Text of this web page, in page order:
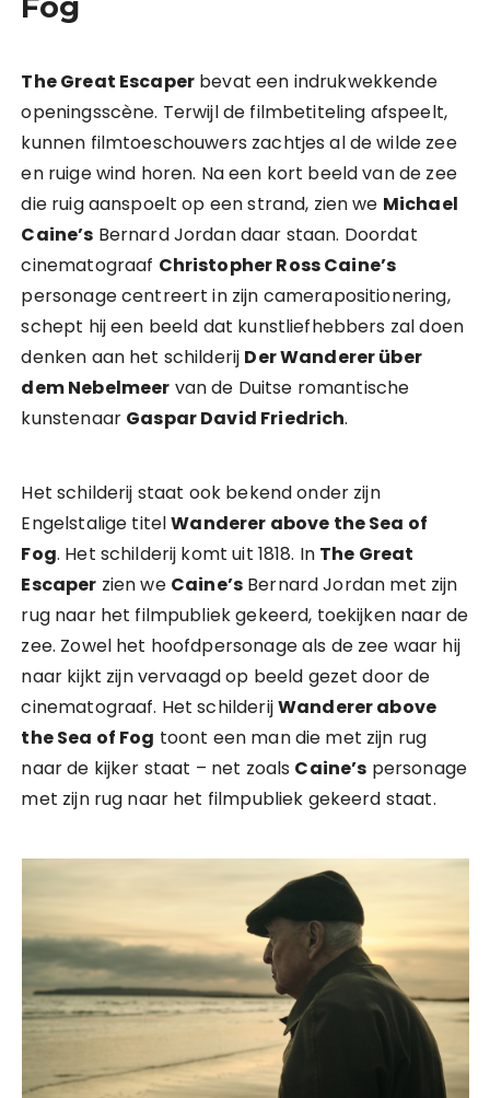
Fog
The Great Escaper bevat een indrukwekkende
openingsscène. Terwijl de filmbetiteling afspeelt,
kunnen filmtoeschouwers zachtjes al de wilde zee
en ruige wind horen. Na een kort beeld van de zee
die ruig aanspoelt op een strand, zien we Michael
Caine’s Bernard Jordan daar staan. Doordat
cinematograaf Christopher Ross Caine’s
personage centreert in zijn camerapositionering,
schept hij een beeld dat kunstliefhebbers zal doen
denken aan het schilderij Der Wanderer über
dem Nebelmeer van de Duitse romantische
kunstenaar Gaspar David Friedrich.
Het schilderij staat ook bekend onder zijn
Engelstalige titelWanderer above the Sea of
Fog. Het schilderij komt uit 1818. In The Great
Escaper zien we Caine’sBernard Jordan met zijn
rug naar het filmpubliek gekeerd, toekijken naar de
zee. Zowel het hoofdpersonage als de zee waar hij
naar kijkt zijn vervaagd op beeld gezet door de
cinematograaf. Het schilderijWanderer above
the Sea of Fog toont een man die met zijn rug
naar de kijker staat – net zoals Caine’s personage
met zijn rug naar het filmpubliek gekeerd staat.